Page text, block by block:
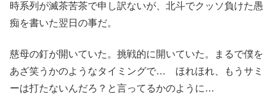
時系列が滅茶苦茶で申し訳ないが、北斗でクッソ負けた愚
痴を書いた翌日の事だ。
慈母の釘が開いていた。挑戦的に開いていた。まるで僕を
あざ笑うかのようなタイミングで… ほれほれ、もうサミ
ーは打たないんだろ？と言ってるかのように…